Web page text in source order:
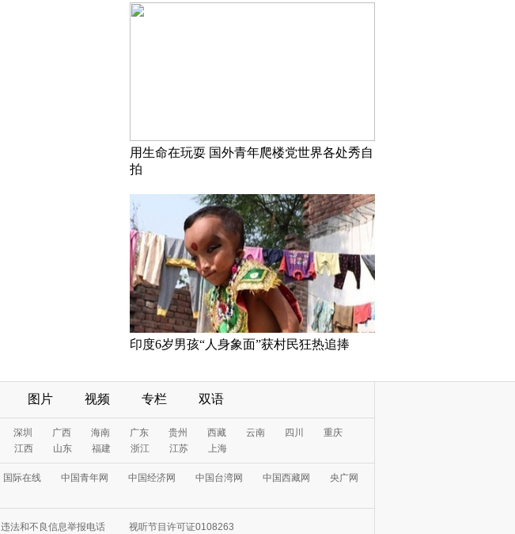
用生命在玩耍 国外青年爬楼党世界各处秀自
拍
印度6岁男孩“人身象面”获村民狂热追捧
图片 视频 专栏 双语
深圳 广西 海南 广东 贵州 西藏 云南 四川
重庆
江西 山东 福建 浙江 江苏 上海
国际在线 中国青年网 中国经济网 中国台湾网 中国西藏网
央广网
违法和不良信息举报电话 视听节目许可证0108263